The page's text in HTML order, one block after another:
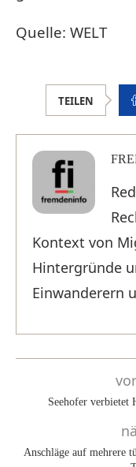
Quelle: WELT
TEILEN
Kontext von
Hintergründe
Einwanderern
Seehofer verbietet
Anschläge auf mehrere